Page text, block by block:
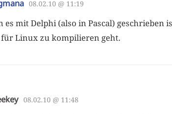
08.02.10 @ 11:19
es mit Delphi (also in Pascal) geschrieben
Linux zu kompilieren geht.
08.02.10 @ 11:48